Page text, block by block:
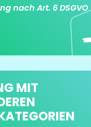
nach Art. 6 DSGVO
MIT